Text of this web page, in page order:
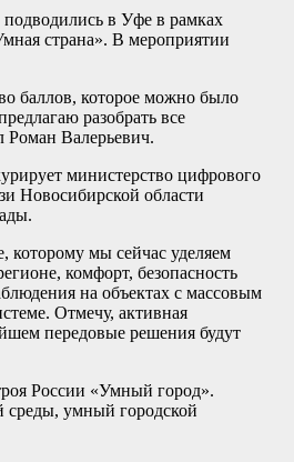
подводились в Уфе в рамках
страна». В мероприятии
баллов, которое можно было
разобрать все
Роман Валерьевич.
министерство цифрового
Новосибирской области
которому мы сейчас уделяем
комфорт, безопасность
на объектах с массовым
Отмечу, активная
передовые решения будут
России «Умный город».
среды, умный городской